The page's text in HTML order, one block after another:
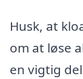
Husk, at
om at løse
en vigtig